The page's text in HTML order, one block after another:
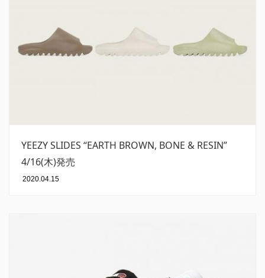
YEEZY SLIDES “EARTH BROWN, BONE & RESIN”
4/16(木)発売
2020.04.15